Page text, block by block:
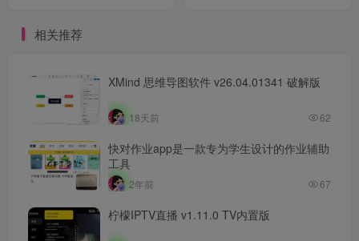
相关推荐
XMind 思维导图软件 v26.04.01341 破解版
18天前 62
快对作业app是一款专为学生设计的作业辅助
工具
2年前 67
柠檬IPTV直播 v1.11.0 TV内置版